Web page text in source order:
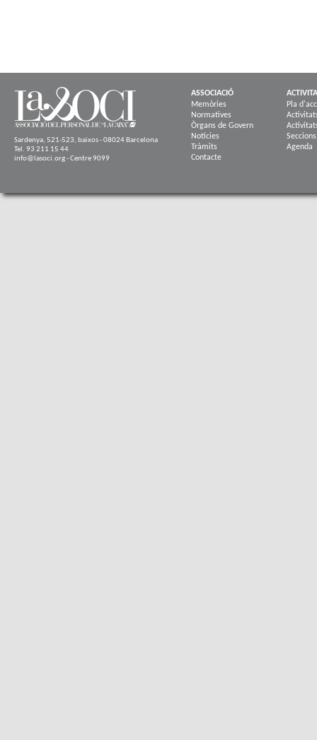
Sardenya, 521-523, baixos - 08024 Barcelona
Tel. 93 211 15 44
info@lasoci.org - Centre 9099
ASSOCIACIÓ
Memòries
Normatives
Òrgans de Govern
Notícies
Tràmits
Contacte
Pla
Seccions
Agenda